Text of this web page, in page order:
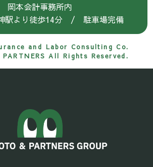
岡本会計事務所内
駅より徒歩14分 / 駐車場完備
and Labor Consulting Co.
PARTNERS All Rights Reserved.